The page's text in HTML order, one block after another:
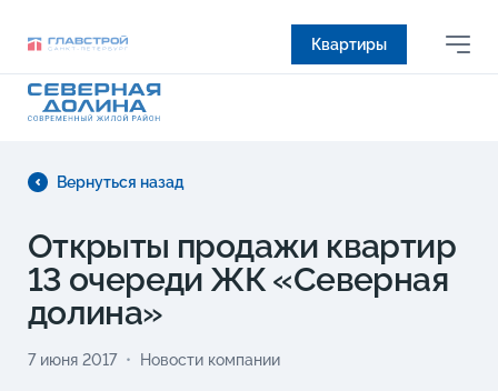
Квартиры
Вернуться назад
Открыты продажи квартир
13 очереди ЖК «Северная
долина»
7 июня 2017 Новости компании